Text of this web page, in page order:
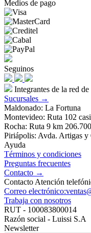
Medios de pago
Seguinos
Integrantes de la red
Sucursales →
Maldonado: La Fortuna
Montevideo: Ruta 102
Rocha: Ruta 9 km 206.700
Piriápolis: Avda. Artigas y
Ayuda
Términos y condiciones
Preguntas frecuentes
Contacto →
Contacto Atención
Correo
Trabaja con nosotros
RUT - 100083800014
Razón social - Luissi S.A
Newsletter